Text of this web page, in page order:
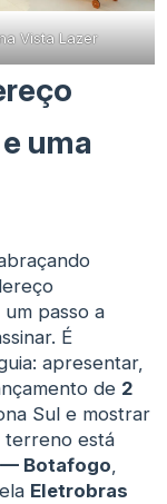
Vista Lazer
uma
passo a
É
apresentar,
de 2
Sul e mostrar
terreno está
— Botafogo,
Eletrobras